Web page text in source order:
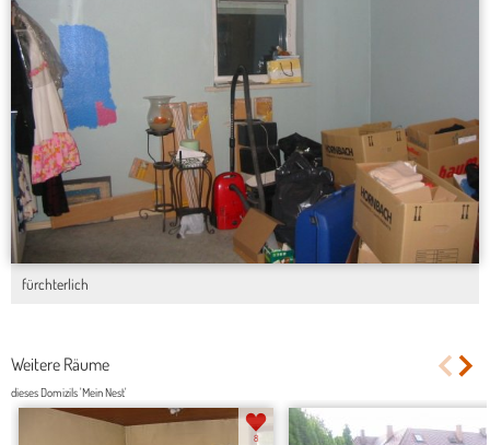
fürchterlich
Weitere Räume
dieses Domizils 'Mein Nest'
8